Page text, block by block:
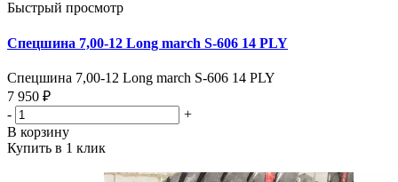
Быстрый просмотр
Спецшина 7,00-12 Long march S-606 14 PLY
Спецшина 7,00-12 Long march S-606 14 PLY
7 950 ₽
-
+
В корзину
Купить в 1 клик